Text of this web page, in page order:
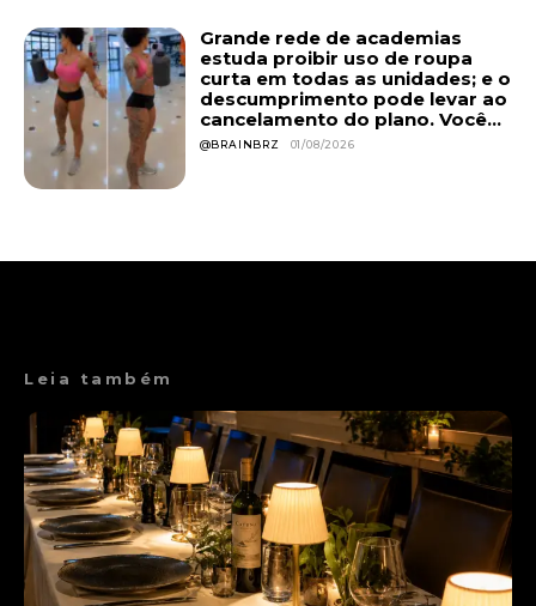
Grande rede de academias
estuda proibir uso de roupa
curta em todas as unidades; e o
descumprimento pode levar ao
cancelamento do plano. Você...
@BRAINBRZ 01/08/2026
Leia também